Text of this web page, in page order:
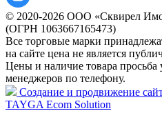
© 2020-2026 ООО «Сквирел
(ОГРН 1063667165473)
Все торговые марки
на сайте цена не является
Цены и наличие товара просьба
менеджеров по телефону.
Создание и продвижение
TAYGA Ecom Solution